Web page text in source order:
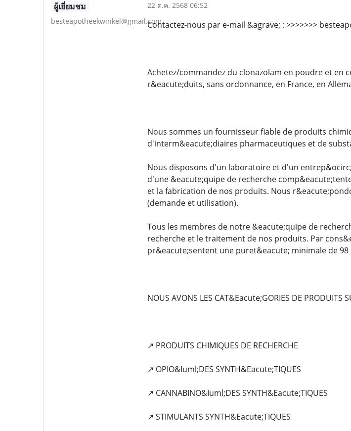
ผู้เยี่ยมชม
besteapotheekwinkel@gmail.com
22 ต.ค. 2568 06:52
Contactez-nous par e-mail &agrave; : >>>>>>>
Achetez/commandez du clonazolam en poudre et en
r&eacute;duits, sans ordonnance, en France, en
Nous sommes un fournisseur fiable de produits
d'interm&eacute;diaires pharmaceutiques et de
Nous disposons d'un laboratoire et d'un
d'une &eacute;quipe de recherche
et la fabrication de nos produits. Nous
(demande et utilisation).
Tous les membres de notre &eacute;quipe de
recherche et le traitement de nos produits. Par
pr&eacute;sentent une puret&eacute; minimale de 98
NOUS AVONS LES CAT&Eacute;GORIES DE PRODUITS
↗️ PRODUITS CHIMIQUES DE RECHERCHE
↗️ OPIO&Iuml;DES SYNTH&Eacute;TIQUES
↗️ CANNABINO&Iuml;DES SYNTH&Eacute;TIQUES
↗️ STIMULANTS SYNTH&Eacute;TIQUES